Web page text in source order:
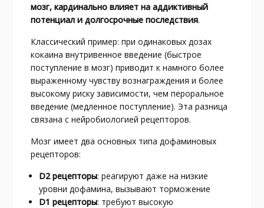
мозг, кардинально влияет на аддиктивный
потенциал и долгосрочные последствия.​
Классический пример: при одинаковых дозах
кокаина внутривенное введение (быстрое
поступление в мозг) приводит к намного более
выраженному чувству вознаграждения и более
высокому риску зависимости, чем пероральное
введение (медленное поступление). Эта разница
связана с нейробиологией рецепторов.​
Мозг имеет два основных типа дофаминовых
рецепторов:
D2 рецепторы: реагируют даже на низкие
уровни дофамина, вызывают торможение
D1 рецепторы: требуют высокую